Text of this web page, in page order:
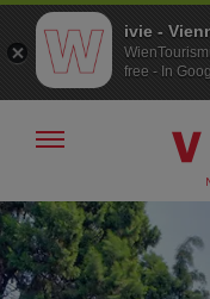
Přejít
na
procházení
Přejít
k obsahu
Zobrazit/skrýt
ivie -
free - In